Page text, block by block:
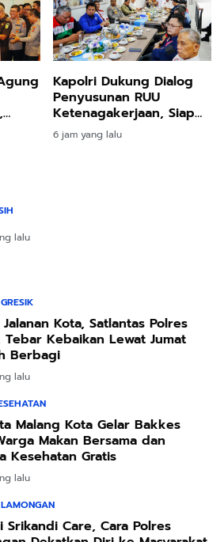
Kapolri Dukung Dialog
Penyusunan RUU
Ketenagakerjaan, Siap
Jadi Jembatan Aspirasi
Buruh
6 jam yang lalu
lalu
Kota, Satlantas Polres
Tebar Kebaikan Lewat Jumat
Berbagi
lalu
Malang Kota Gelar Bakkes
Makan Bersama dan
Kesehatan Gratis
lalu
Srikandi Care, Cara Polres